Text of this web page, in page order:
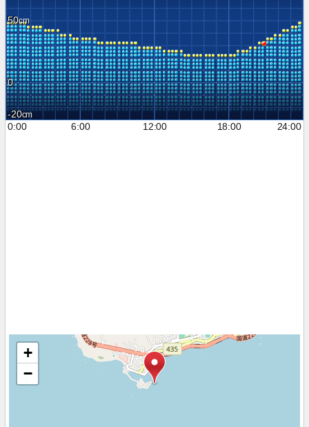
50
0
-20
0:00
6:00 12:00 18:00 24:00
+
−